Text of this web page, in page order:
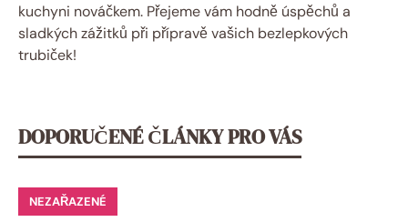
kuchyni nováčkem. Přejeme vám hodně úspěchů a
sladkých zážitků při přípravě vašich bezlepkových
trubiček!
DOPORUČENÉ ČLÁNKY PRO VÁS
NEZAŘAZENÉ